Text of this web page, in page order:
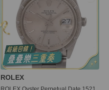
ROLEX